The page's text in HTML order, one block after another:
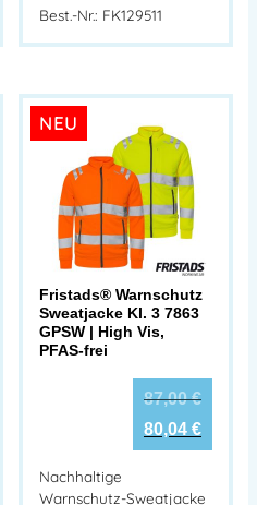
Best.-Nr.: FK129511
NEU
Fristads® Warnschutz
Sweatjacke Kl. 3 7863
GPSW | High Vis,
PFAS-frei
87,00€
80,04 €
Nachhaltige
Warnschutz-Sweatjacke